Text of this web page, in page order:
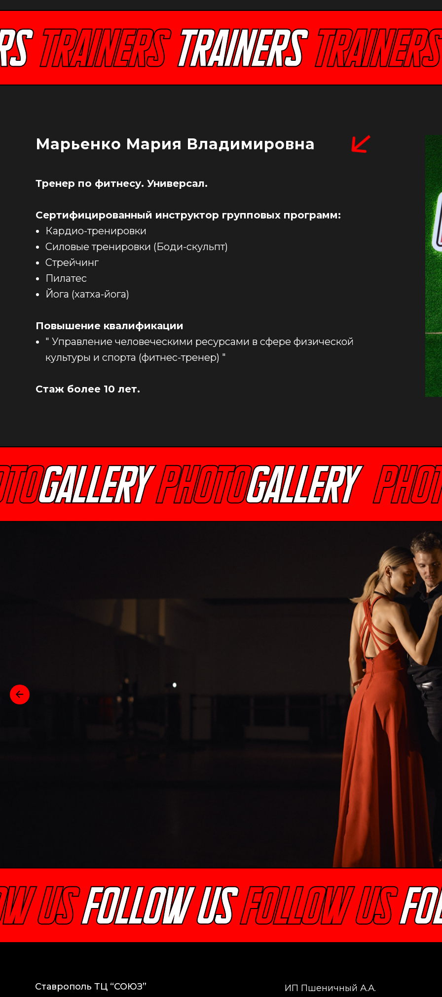
Марьенко Мария Владимировна
Тренер по фитнесу. Универсал.
Сертифицированный инструктор групповых программ:
Кардио-тренировки
Силовые тренировки (Боди-скульпт)
Стрейчинг
Пилатес
Йога (хатха-йога)
Повышение квалификации
" Управление человеческими ресурсами в сфере физической
культуры и спорта (фитнес-тренер) "
Стаж более 10 лет.
Ставрополь ТЦ “СОЮЗ”
Клубы
ИП Пшеничный А.А.